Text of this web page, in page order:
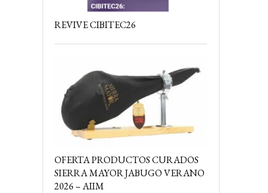
REVIVE CIBITEC26
OFERTA PRODUCTOS CURADOS
SIERRA MAYOR JABUGO VERANO
2026 – AIIM